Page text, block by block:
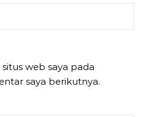
web saya pada
saya berikutnya.